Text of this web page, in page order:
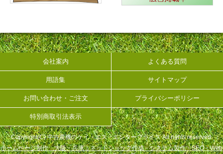
会社案内 よくある質問
用語集 サイトマップ
お問い合わせ・ご注文 プライバシーポリシー
特別商取引法表示
Copyright(C) 中古農機のケイ・エス・エンタープライズ All rights reserved.
ホームページ制作 大阪・兵庫｜ネットショップ作成・システム製作・SEO・Web